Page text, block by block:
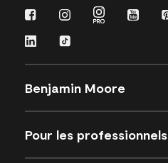
Benjamin Moore
Pour les professionnels